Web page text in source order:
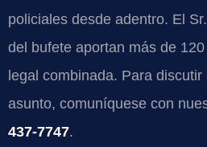
policiales desde adentro. El
del bufete aportan más de
legal combinada. Para
asunto, comuníquese con
437-7747.